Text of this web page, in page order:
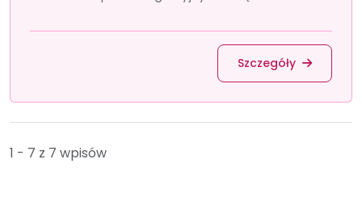
Szczegóły
1 - 7 z 7 wpisów